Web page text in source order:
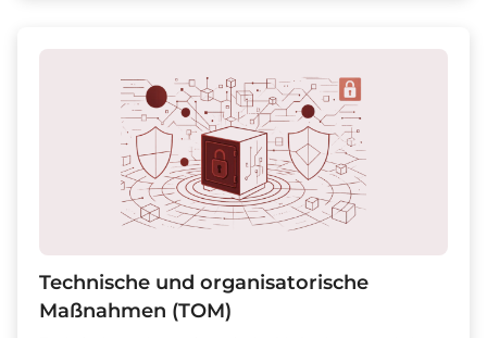
Technische und organisatorische
Maßnahmen (TOM)